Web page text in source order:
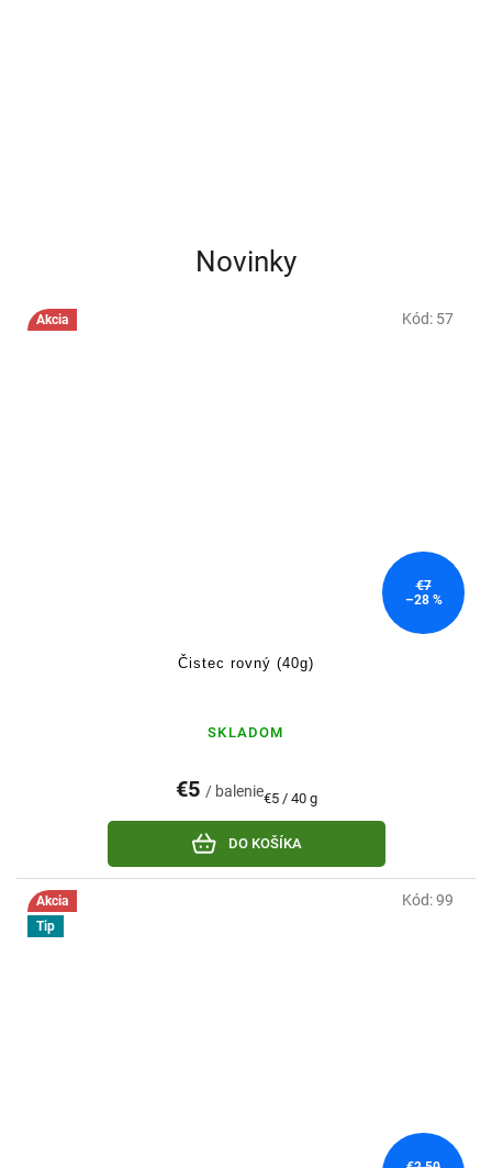
Novinky
Akcia
€7
–28 %
Čistec rovný (40g)
SKLADOM
€5 / balenieJednotková
€5 / 40 g
DO KOŠÍKA
Kód: 57
Akcia
Tip
Kód:99